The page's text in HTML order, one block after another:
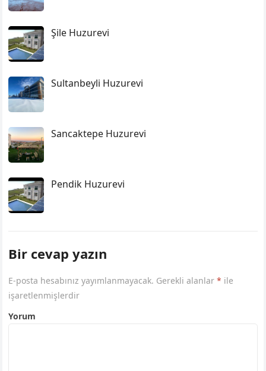
Şile Huzurevi
Sultanbeyli Huzurevi
Sancaktepe Huzurevi
Pendik Huzurevi
Bir cevap yazın
E-posta hesabınız yayımlanmayacak. Gerekli alanlar* ile
işaretlenmişlerdir
Yorum